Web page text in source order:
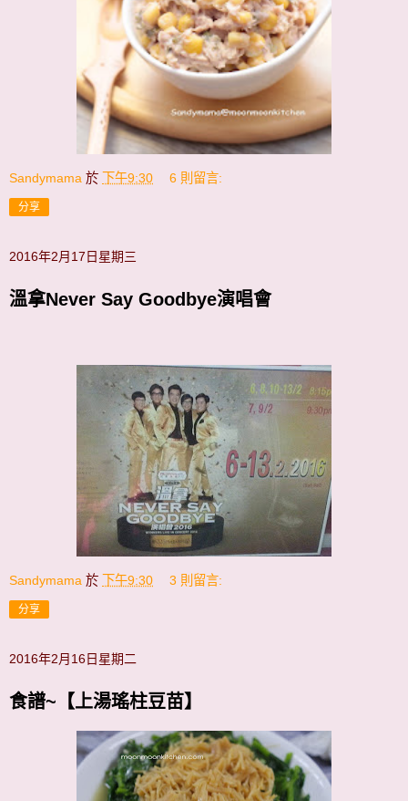
Sandymama 於 下午9:30 6 則留言:
分享
2016年2月17日星期三
溫拿Never Say Goodbye演唱會
Sandymama 於 下午9:30 3 則留言:
分享
2016年2月16日星期二
食譜~【上湯瑤柱豆苗】